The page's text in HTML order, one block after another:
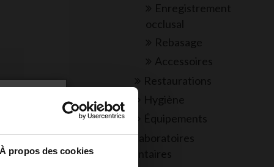
À propos des cookies
Enregistrement
occlusal
Rebasage
Accessoires
Restaurations
Hygiène
Équipements
Laboratoires
Dentaires